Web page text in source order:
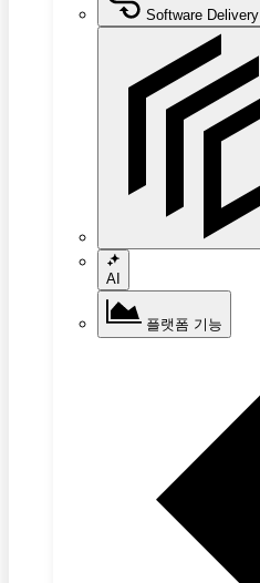
Software Delivery
AI
플랫폼 기능